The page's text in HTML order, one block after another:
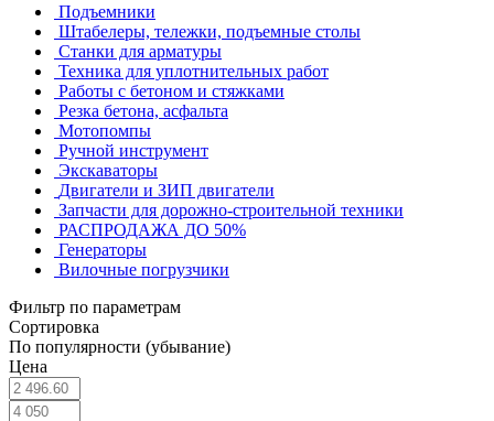
Подъемники
Штабелеры, тележки, подъемные столы
Станки для арматуры
Техника для уплотнительных работ
Работы с бетоном и стяжками
Резка бетона, асфальта
Мотопомпы
Ручной инструмент
Экскаваторы
Двигатели и ЗИП двигатели
Запчасти для дорожно-строительной техники
РАСПРОДАЖА ДО 50%
Генераторы
Вилочные погрузчики
Фильтр по параметрам
Сортировка
По популярности (убывание)
Цена